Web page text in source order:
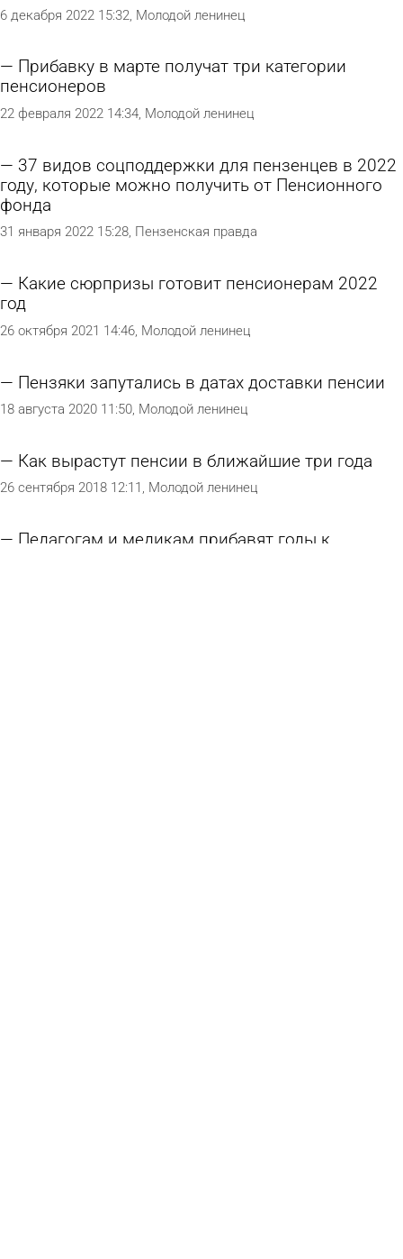
6 декабря 2022 15:32 Молодой ленинец
Прибавку в марте получат три категории
пенсионеров
22 февраля 2022 14:34 Молодой ленинец
37 видов соцподдержки для пензенцев в 2022
году, которые можно получить от Пенсионного
фонда
31 января 2022 15:28 Пензенская правда
Какие сюрпризы готовит пенсионерам 2022
год
26 октября 2021 14:46 Молодой ленинец
Пензяки запутались в датах доставки пенсии
18 августа 2020 11:50 Молодой ленинец
Как вырастут пенсии в ближайшие три года
26 сентября 2018 12:11 Молодой ленинец
Педагогам и медикам прибавят годы к